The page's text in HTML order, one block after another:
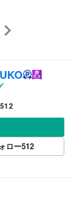
512
ロー512